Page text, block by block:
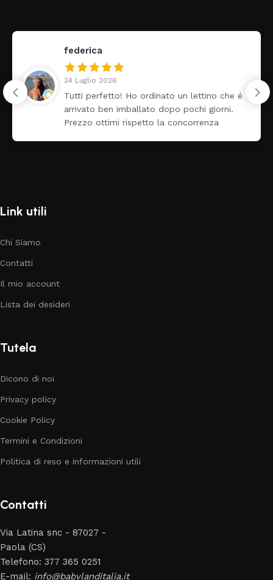
federica
24 Luglio 2026
Tutti perfetto! Ho ordinato un lettino che é
arrivato ben imballato dopo pochi giorni.
Prezzo ottimi rispetto la concorrenza
Link utili
Chi Siamo
Contatti
Il mio account
Lista dei desideri
Tutela
Dicono di noi
Privacy policy
Cookie Policy
Termini e Condizioni
Politica di reso e informazioni utili
Contatti
Via Latina snc - 87027 -
Paola (CS)
Telefono: 377 365 0251
E-mail: info@babylanditalia.it